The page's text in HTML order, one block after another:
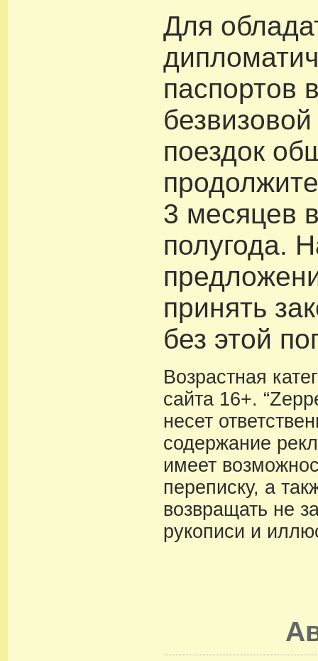
Для
паспортов
поездок
3 месяцев
полугода.
принять
без этой
Возрастная
сайта 16+.
несет
содержание
имеет
переписку, а
возвращать не
рукописи и